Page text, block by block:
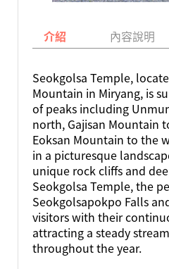
介紹 內容說明
Seokgolsa Temple,
Mountain in Miryang, is
of peaks including
north, Gajisan Mountain
Eoksan Mountain to the
in a picturesque
unique rock cliffs and
Seokgolsa Temple, the
Seokgolsapokpo Falls
visitors with their
attracting a steady
throughout the year.